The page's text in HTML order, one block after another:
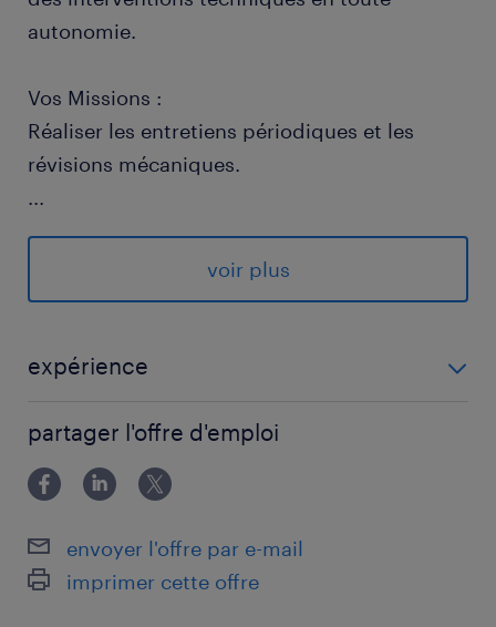
autonomie.
Vos Missions :
Réaliser les entretiens périodiques et les
révisions mécaniques.
...
Diagnostiquer les pannes (mécaniques,
électriques et électroniques).
de vitesses, embrayage, distribution).
Garantir la qualité des interventions et le
respect des normes de sécurité.
Formation : Vous êtes titulaire d'un diplôme
en mécanique automobile .
voir plus
expérience
partager l'offre d'emploi
envoyer l'offre par e-mail
imprimer cette offre